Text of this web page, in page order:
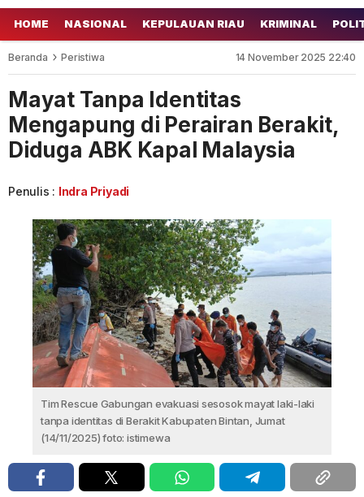
HOME NASIONAL KEPULAUAN RIAU KRIMINAL
Beranda Peristiwa 14 November 2025 22:40
Mayat Tanpa Identitas
Mengapung di Perairan Berakit,
Diduga ABK Kapal Malaysia
Penulis : Indra Priyadi
Tim Rescue Gabungan evakuasi sesosok mayat laki-laki
tanpa identitas di Berakit Kabupaten Bintan, Jumat
(14/11/2025) foto: istimewa